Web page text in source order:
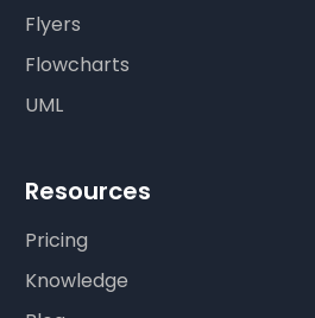
Flyers
Flowcharts
UML
Resources
Pricing
Knowledge